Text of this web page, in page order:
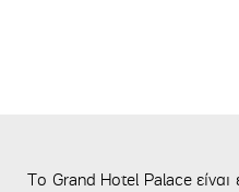
To Grand Hotel Palace